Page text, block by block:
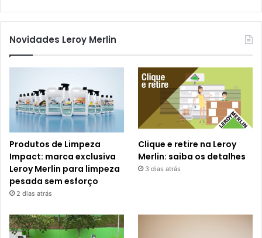
Novidades Leroy Merlin
Produtos de Limpeza
Impact: marca exclusiva
Leroy Merlin para limpeza
pesada sem esforço
2 dias atrás
Clique e retire na Leroy
Merlin: saiba os detalhes
3 dias atrás